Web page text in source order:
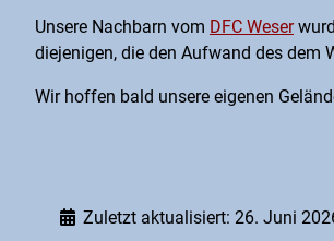
Unsere Nachbarn vom DFC Weser
diejenigen, die den Aufwand des dem
Wir hoffen bald unsere eigenen
Zuletzt aktualisiert: 26. Juni